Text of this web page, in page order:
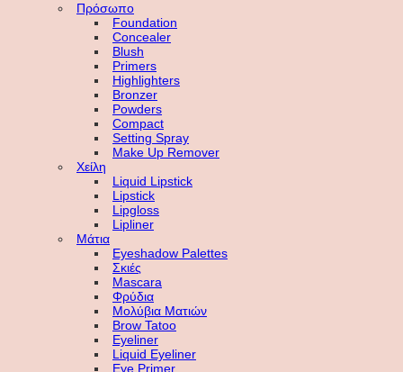
Πρόσωπο
Foundation
Concealer
Blush
Primers
Highlighters
Bronzer
Powders
Compact
Setting Spray
Make Up Remover
Χείλη
Liquid Lipstick
Lipstick
Lipgloss
Lipliner
Μάτια
Eyeshadow Palettes
Σκιές
Mascara
Φρύδια
Μολύβια Ματιών
Brow Tatoo
Eyeliner
Liquid Eyeliner
Eye Primer